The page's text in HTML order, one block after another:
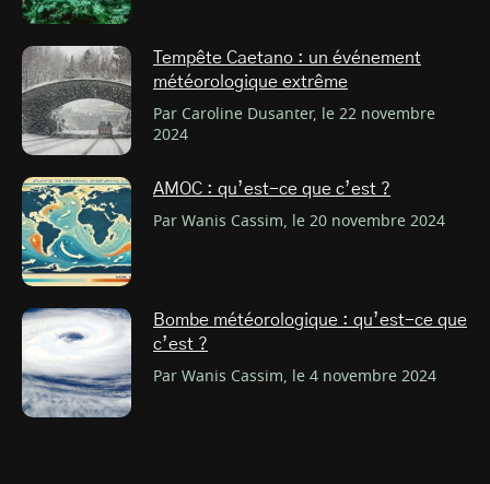
Tempête Caetano : un événement
météorologique extrême
Par Caroline Dusanter, le 22 novembre
2024
AMOC : qu’est-ce que c’est ?
Par Wanis Cassim, le 20 novembre 2024
Bombe météorologique : qu’est-ce que
c’est ?
Par Wanis Cassim, le 4 novembre 2024